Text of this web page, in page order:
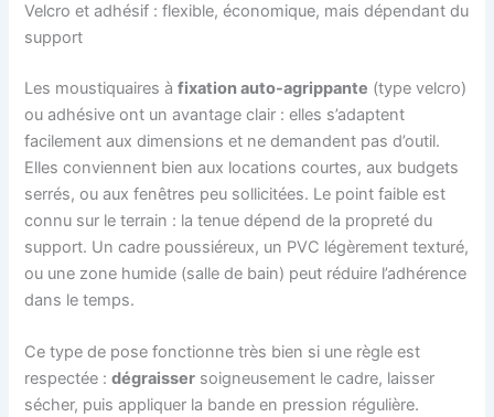
Velcro et adhésif : flexible, économique, mais dépendant du
support
Les moustiquaires àfixation auto-agrippante (type velcro)
ou adhésive ont un avantage clair : elles s’adaptent
facilement aux dimensions et ne demandent pas d’outil.
Elles conviennent bien aux locations courtes, aux budgets
serrés, ou aux fenêtres peu sollicitées. Le point faible est
connu sur le terrain : la tenue dépend de la propreté du
support. Un cadre poussiéreux, un PVC légèrement texturé,
ou une zone humide (salle de bain) peut réduire l’adhérence
dans le temps.
Ce type de pose fonctionne très bien si une règle est
respectée :dégraisser soigneusement le cadre, laisser
sécher, puis appliquer la bande en pression régulière.